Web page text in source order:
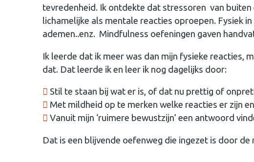
tevredenheid. Ik ontdekte dat stressoren van
lichamelijke als mentale reacties oproepen. Fysiek
ademen..enz. Mindfulness oefeningen gaven
Ik leerde dat ik meer was dan mijn fysieke reacties,
dat. Dat leerde ik en leer ik nog dagelijks door:
Stil te staan bij wat er is, of dat nu prettig of
Met mildheid op te merken welke reacties er zijn
Vanuit mijn ‘ruimere bewustzijn’ een antwoord
Dat is een blijvende oefenweg die ingezet is door